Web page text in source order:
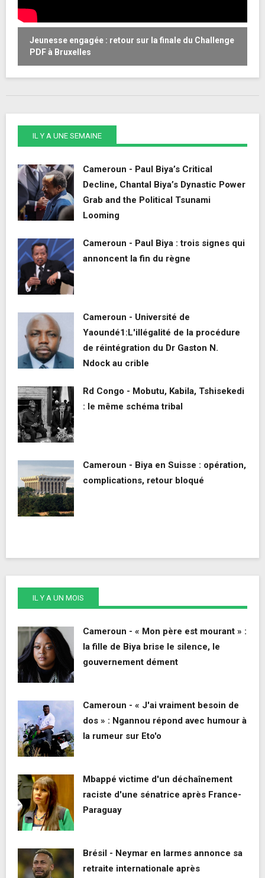
Jeunesse engagée : retour sur la finale du Challenge
PDF à Bruxelles
IL Y A UNE SEMAINE
Cameroun - Paul Biya’s Critical
Decline, Chantal Biya’s Dynastic Power
Grab and the Political Tsunami
Looming
Cameroun - Paul Biya : trois signes qui
annoncent la fin du règne
Cameroun - Université de
Yaoundé1:L'illégalité de la procédure
de réintégration du Dr Gaston N.
Ndock au crible
Rd Congo - Mobutu, Kabila, Tshisekedi
: le même schéma tribal
Cameroun - Biya en Suisse : opération,
complications, retour bloqué
IL Y A UN MOIS
Cameroun - « Mon père est mourant » :
la fille de Biya brise le silence, le
gouvernement dément
Cameroun - « J'ai vraiment besoin de
dos » : Ngannou répond avec humour à
la rumeur sur Eto'o
Mbappé victime d'un déchaînement
raciste d'une sénatrice après France-
Paraguay
Brésil - Neymar en larmes annonce sa
retraite internationale après